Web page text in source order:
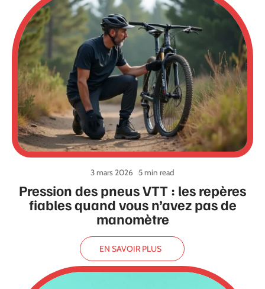
Pression des pneus VTT : les repères
fiables quand vous n’avez pas de
manomètre
3 mars 2026 5 min read
EN SAVOIR PLUS